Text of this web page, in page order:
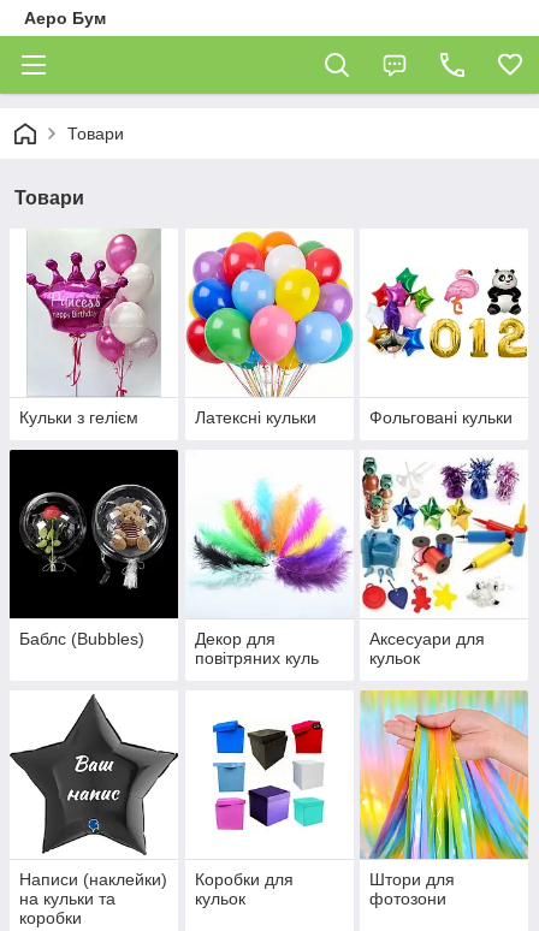
Аеро Бум
Товари
Товари
Кульки з гелієм Латексні кульки Фольговані кульки
Баблс (Bubbles)
Декор для
повітряних куль
Аксесуари для
кульок
Написи (наклейки)
на кульки та
коробки
Коробки для
кульок
Штори для
фотозони